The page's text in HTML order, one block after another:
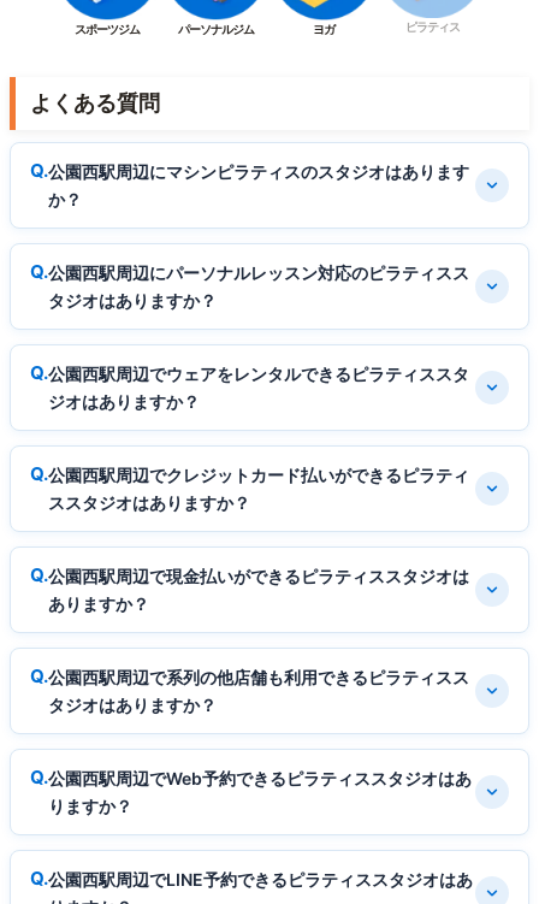
スポーツジム パーソナルジム ヨガ ピラティス
よくある質問
公園西駅周辺にマシンピラティスのスタジオはあります
か？
公園西駅周辺にパーソナルレッスン対応のピラティスス
タジオはありますか？
公園西駅周辺でウェアをレンタルできるピラティススタ
ジオはありますか？
公園西駅周辺でクレジットカード払いができるピラティ
ススタジオはありますか？
公園西駅周辺で現金払いができるピラティススタジオは
ありますか？
公園西駅周辺で系列の他店舗も利用できるピラティスス
タジオはありますか？
公園西駅周辺でWeb予約できるピラティススタジオはあ
りますか？
公園西駅周辺でLINE予約できるピラティススタジオはあ